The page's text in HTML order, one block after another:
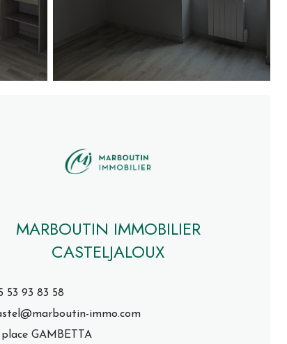
MARBOUTIN IMMOBILIER
CASTELJALOUX
53 93 83 58
immo.com
place GAMBETTA